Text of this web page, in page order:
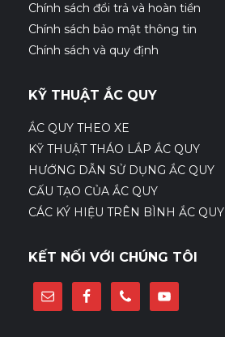
Chính sách đổi trả và hoàn tiền
Chính sách bảo mật thông tin
Chính sách và quy định
KỸ THUẬT ẮC QUY
ẮC QUY THEO XE
KỸ THUẬT THÁO LẮP ẮC QUY
HƯỚNG DẪN SỬ DỤNG ẮC QUY
CẤU TẠO CỦA ẮC QUY
CÁC KÝ HIỆU TRÊN BÌNH ẮC QUY
KẾT NỐI VỚI CHÚNG TÔI